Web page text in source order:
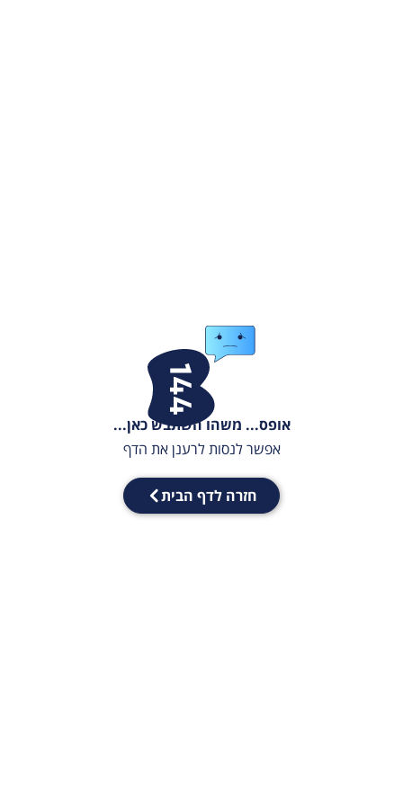
אופס... משהו השתבש כאן...
אפשר לנסות לרענן את הדף
חזרה לדף הבית